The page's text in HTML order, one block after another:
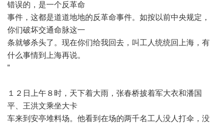
错误的，是一个反革命
事件，这都是道道地地的反革命事件。如按以前中央规定，
你们破坏交通命脉这一
条就够杀头了。现在你们给我回去，叫工人统统回上海，有
什么事情到上海再说。
”
１２日上午８时，天下着大雨，张春桥披着军大衣和潘国
平、王洪文乘坐大卡
车来到安亭堆料场。他看到在场的两千名工人没人打伞，没